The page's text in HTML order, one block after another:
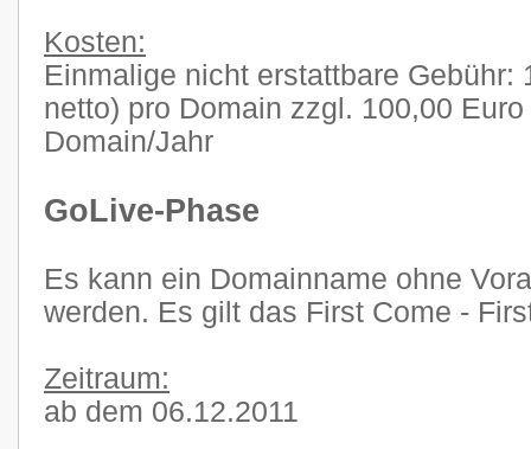
Kosten:
Einmalige nicht erstattbare Gebühr:
netto) pro Domain zzgl. 100,00
Domain/Jahr
GoLive-Phase
Es kann ein Domainname ohne
werden. Es gilt das First Come -
Zeitraum:
ab dem 06.12.2011